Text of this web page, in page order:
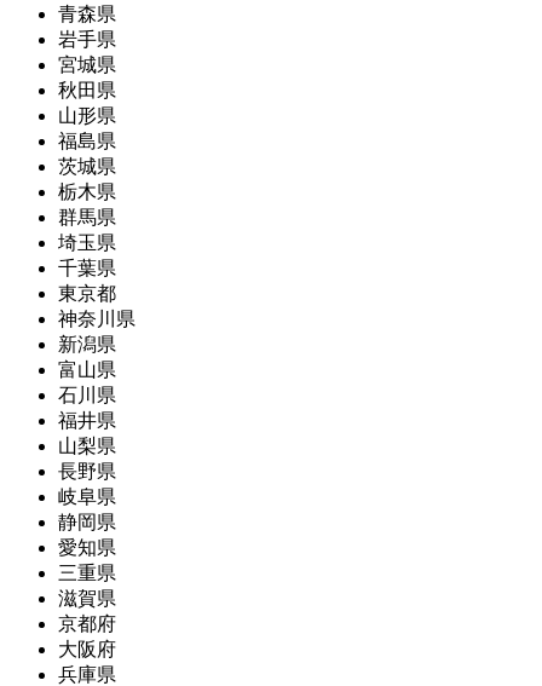
青森県
岩手県
宮城県
秋田県
山形県
福島県
茨城県
栃木県
群馬県
埼玉県
千葉県
東京都
神奈川県
新潟県
富山県
石川県
福井県
山梨県
長野県
岐阜県
静岡県
愛知県
三重県
滋賀県
京都府
大阪府
兵庫県